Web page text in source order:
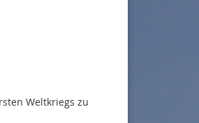
Weltkriegs zu